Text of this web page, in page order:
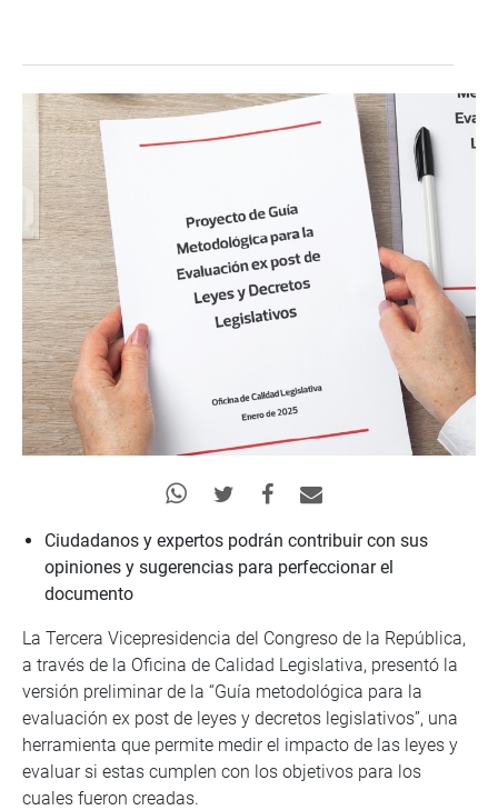
Ciudadanos y expertos podrán contribuir con sus
opiniones y sugerencias para perfeccionar el
documento
La Tercera Vicepresidencia del Congreso de la República,
a través de la Oficina de Calidad Legislativa, presentó la
versión preliminar de la “Guía metodológica para la
evaluación ex post de leyes y decretos legislativos”, una
herramienta que permite medir el impacto de las leyes y
evaluar si estas cumplen con los objetivos para los
cuales fueron creadas.